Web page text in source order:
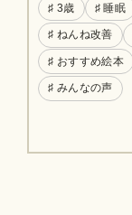
♯ 3歳 ♯ 睡眠
♯ ねんね改善
♯ おすすめ絵本
♯ みんなの声